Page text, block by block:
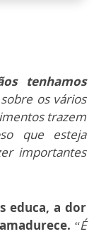
tenhamos
os vários
trazem
que esteja
importantes
educa, a dor
“É